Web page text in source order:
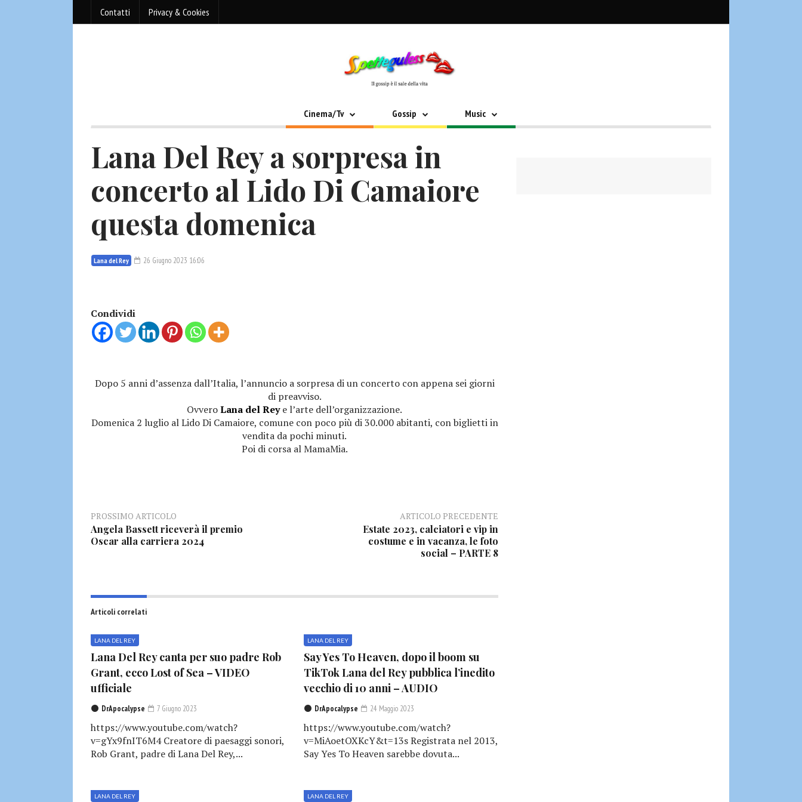
Contatti Privacy & Cookies
Cinema/Tv Gossip Music
Lana Del Rey a sorpresa in
concerto al Lido Di Camaiore
questa domenica
Lana del Rey 26 Giugno 2023 16:06
Condividi
Dopo 5 anni d’assenza dall’Italia, l’annuncio a sorpresa di un concerto con appena sei giorni
di preavviso.
OvveroLana del Reye l’arte dell’organizzazione.
Domenica 2 luglio al Lido Di Camaiore, comune con poco più di 30.000 abitanti, con biglietti in
vendita da pochi minuti.
Poi di corsa al MamaMia.
PROSSIMO ARTICOLO
Angela Bassett riceverà il premio
Oscar alla carriera 2024
ARTICOLO PRECEDENTE
Estate 2023, calciatori e vip in
costume e in vacanza, le foto
social – PARTE 8
Articoli correlati
LANA DEL REY
Lana Del Rey canta per suo padre Rob
Grant, ecco Lost of Sea – VIDEO
ufficiale
DrApocalypse 7 Giugno 2023
https://www.youtube.com/watch?
v=gYx9fnIT6M4 Creatore di paesaggi sonori,
Rob Grant, padre di Lana Del Rey,...
LANA DEL REY
Say Yes To Heaven, dopo il boom su
TikTok Lana del Rey pubblica l’inedito
vecchio di 10 anni – AUDIO
DrApocalypse 24 Maggio 2023
https://www.youtube.com/watch?
v=MiAoetOXKcY&t=13s Registrata nel 2013,
Say Yes To Heaven sarebbe dovuta...
LANA DEL REY LANA DEL REY